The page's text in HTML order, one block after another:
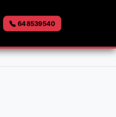
648539540